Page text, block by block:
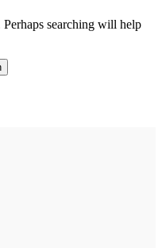
searching will help